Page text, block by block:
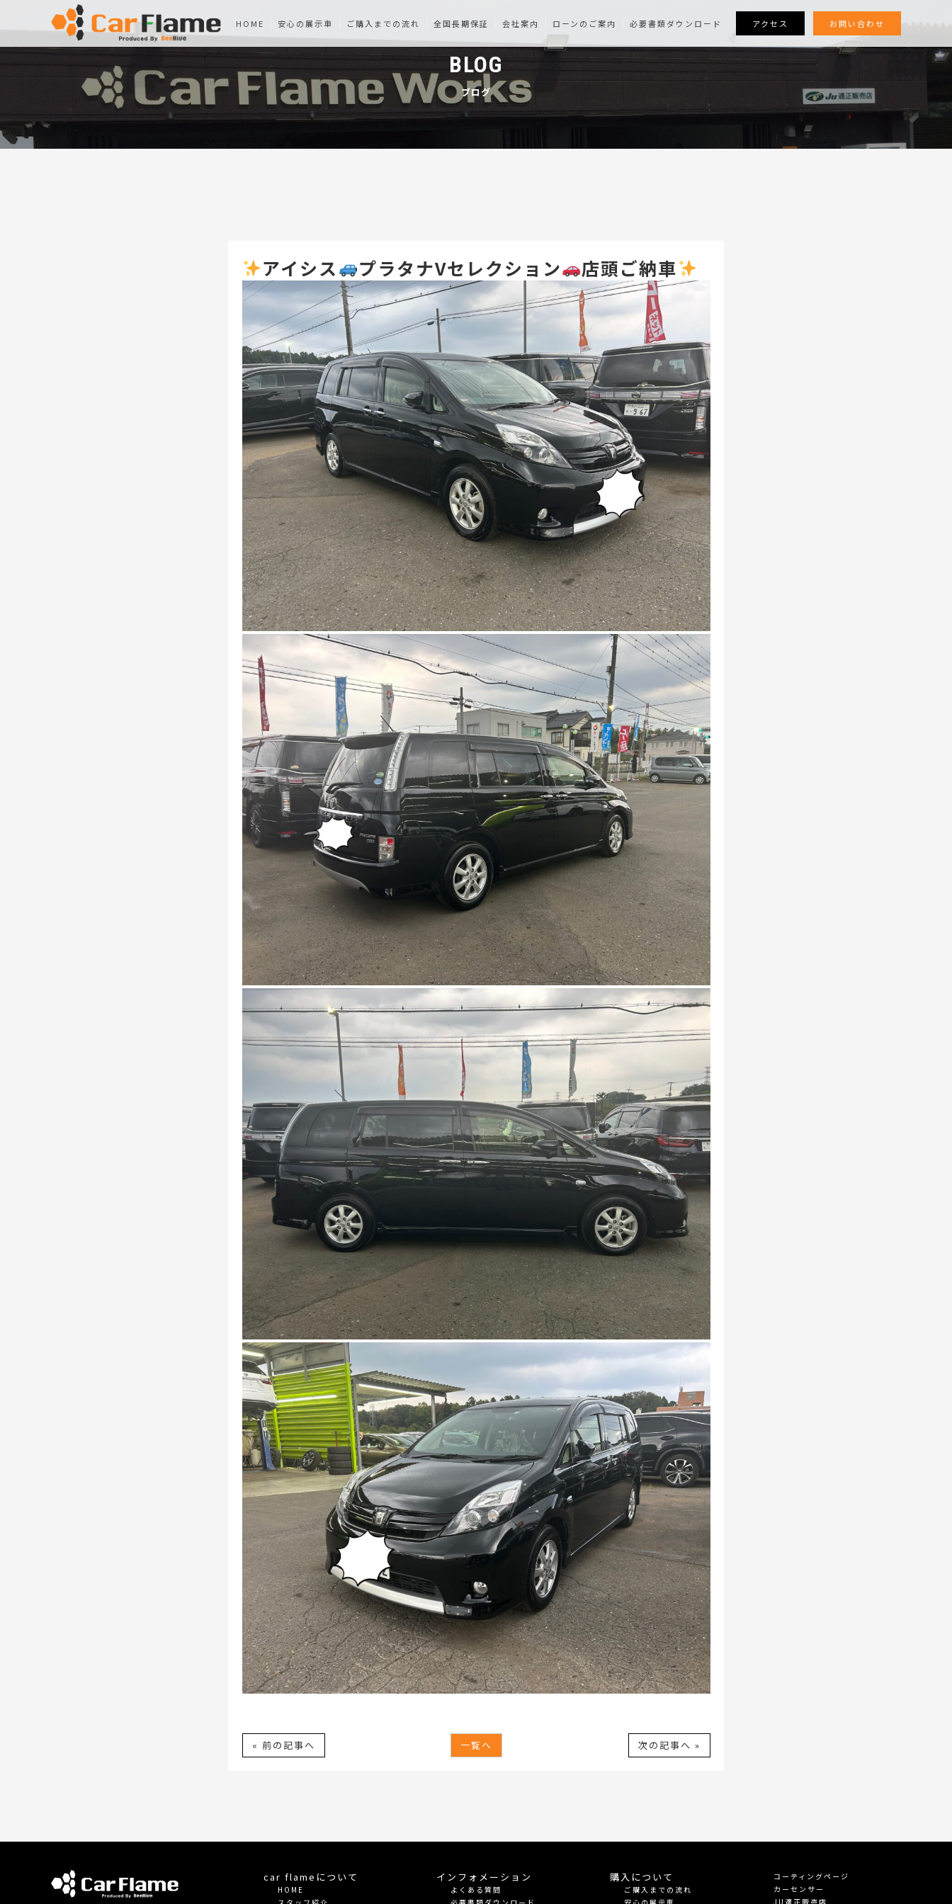
HOME 安心の展示車 ご購入までの流れ 全国長期保証 会社案内 ローンのご案内 必要書類ダウンロード アクセス お問い合わせ
BLOG
ブログ
アイシス プラタナVセレクション 店頭ご納車
« 前の記事へ 一覧へ 次の記事へ »
car flameについて
HOME
インフォメーション
よくある質問
購入について
ご購入までの流れ
コーティングページ
カーセンサー
JU適正販売店